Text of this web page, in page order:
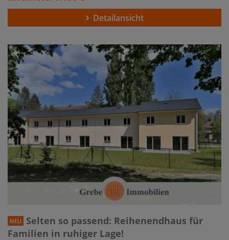
Detailansicht
NEU
Selten so passend: Reihenendhaus für
Familien in ruhiger Lage!